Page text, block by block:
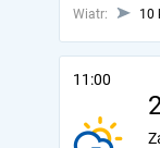
Wiatr:
10
11:00